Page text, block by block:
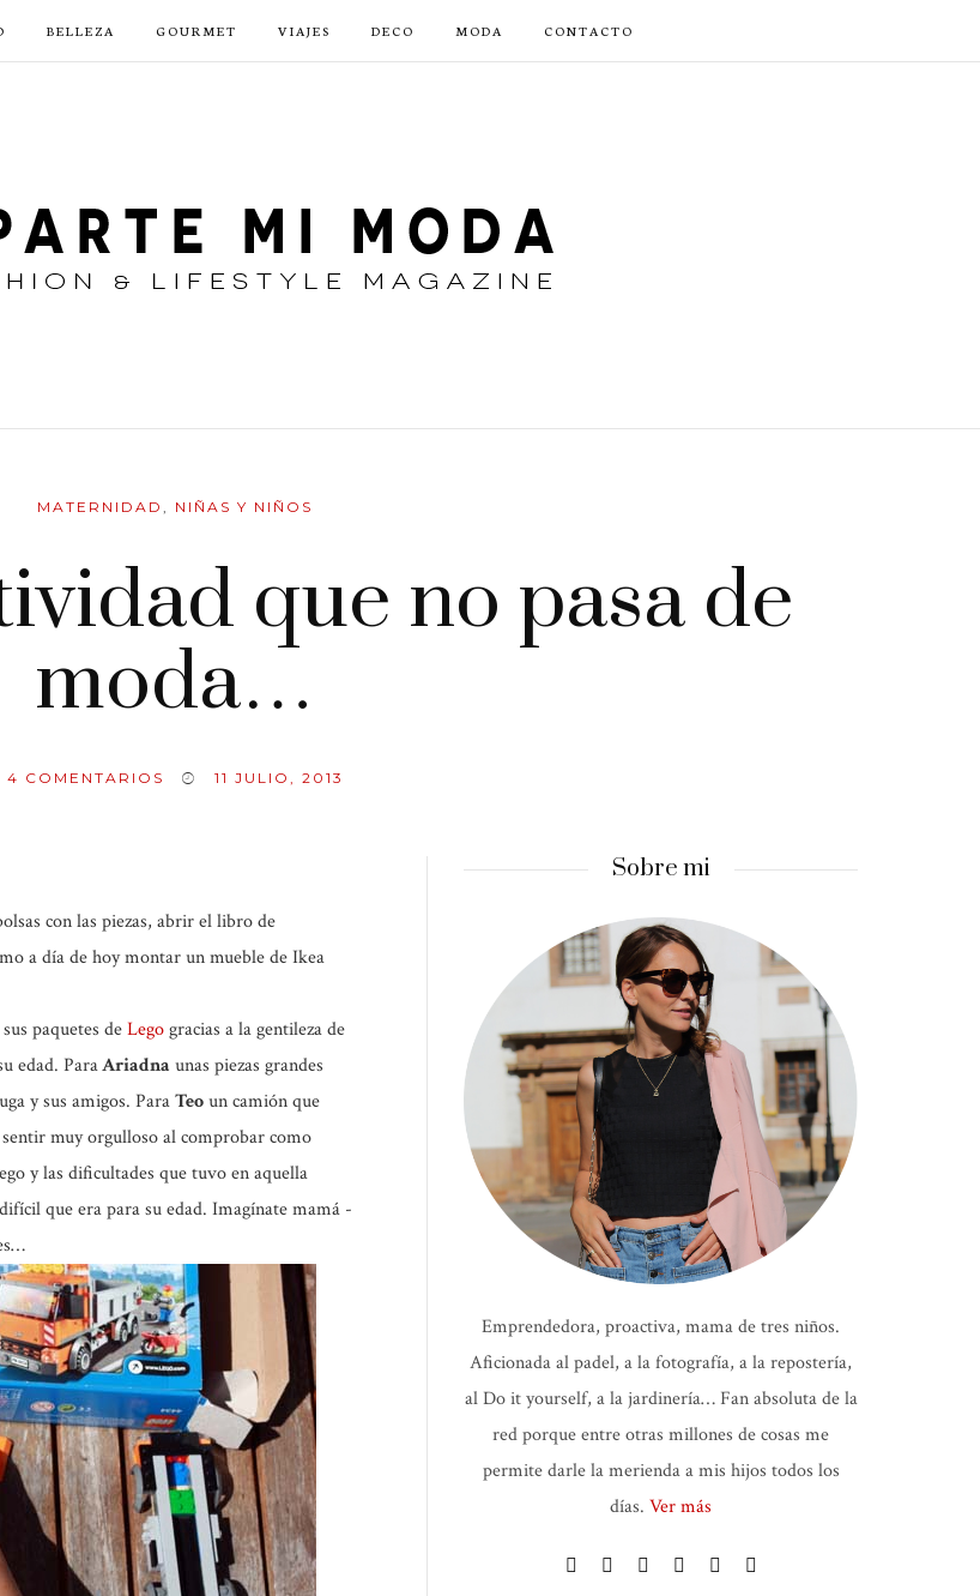
BELLEZA GOURMET VIAJES DECO MODA CONTACTO
MATERNIDAD , NIÑAS Y NIÑOS
que no pasa de
moda…
4 COMENTARIOS 11 JULIO, 2013
con las piezas, abrir el libro de
a día de hoy montar un mueble de Ikea
paquetes deLegogracias a la gentileza de
edad. ParaAriadna unas piezas grandes
y sus amigos. ParaTeoun camión que
muy orgulloso al comprobar como
y las dificultades que tuvo en aquella
que era para su edad. Imagínate mamá -
Sobre mi
Emprendedora, proactiva, mama de tres niños.
Aficionada al padel, a la fotografía, a la repostería,
al Do it yourself, a la jardinería… Fan absoluta de la
red porque entre otras millones de cosas me
permite darle la merienda a mis hijos todos los
días. Ver más